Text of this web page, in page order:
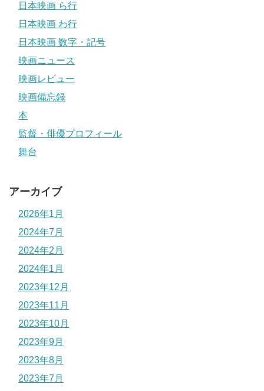
日本映画 ら行
日本映画 わ行
日本映画 数字・記号
映画ニュース
映画レビュー
映画備忘録
本
監督・俳優プロフィール
舞台
アーカイブ
2026年1月
2024年7月
2024年2月
2024年1月
2023年12月
2023年11月
2023年10月
2023年9月
2023年8月
2023年7月